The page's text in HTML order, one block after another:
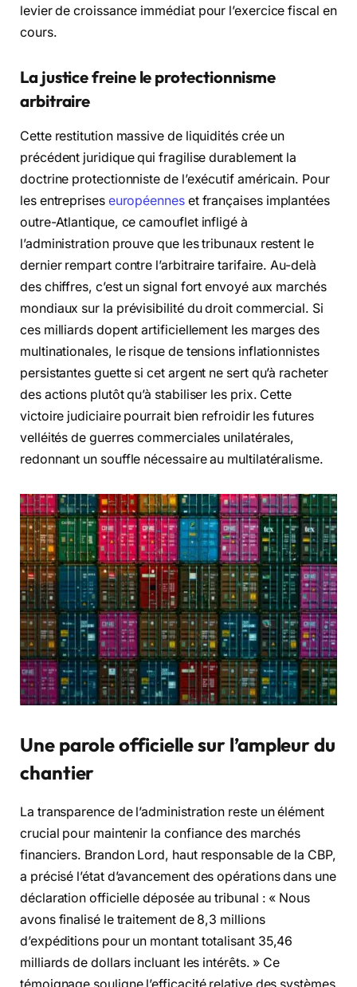
levier de croissance immédiat pour l’exercice fiscal en
cours.
La justice freine le protectionnisme
arbitraire
Cette restitution massive de liquidités crée un
précédent juridique qui fragilise durablement la
doctrine protectionniste de l’exécutif américain. Pour
les entreprises européenneset françaises implantées
outre-Atlantique, ce camouflet infligé à
l’administration prouve que les tribunaux restent le
dernier rempart contre l’arbitraire tarifaire. Au-delà
des chiffres, c’est un signal fort envoyé aux marchés
mondiaux sur la prévisibilité du droit commercial. Si
ces milliards dopent artificiellement les marges des
multinationales, le risque de tensions inflationnistes
persistantes guette si cet argent ne sert qu’à racheter
des actions plutôt qu’à stabiliser les prix. Cette
victoire judiciaire pourrait bien refroidir les futures
velléités de guerres commerciales unilatérales,
redonnant un souffle nécessaire au multilatéralisme.
Une parole officielle sur l’ampleur du
chantier
La transparence de l’administration reste un élément
crucial pour maintenir la confiance des marchés
financiers. Brandon Lord, haut responsable de la CBP,
a précisé l’état d’avancement des opérations dans une
déclaration officielle déposée au tribunal : « Nous
avons finalisé le traitement de 8,3 millions
d’expéditions pour un montant totalisant 35,46
milliards de dollars incluant les intérêts. » Ce